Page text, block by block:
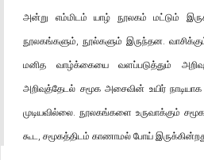
அன்று எம்மிடம் யாழ் நூலகம் மட்டும்
நூலகங்களும், நூல்களும் இருந்தன.
மனித வாழ்க்கையை வளப்படுத்தும் அறிவு
அறிவுத்தேடல் சமூக அசைவின் உயிர்
முடியவில்லை. நூலகங்களை உருவாக்கும்
கூட, சமூகத்திடம் காணாமல் போய்